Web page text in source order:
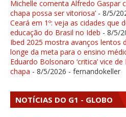
Michelle comenta Alfredo Gaspar
chapa possa ser vitoriosa’ - 8/5/
Ceará em 1º: veja as cidades que
educação do Brasil no Ideb - 8/5/
Ibed 2025 mostra avanços lentos
longe da meta para o ensino
Eduardo Bolsonaro ‘critica’ vice
chapa - 8/5/2026 - fernandokeller
NOTÍCIAS DO G1 - GLOBO